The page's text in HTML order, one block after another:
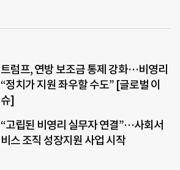
트럼프, 연방 보조금 통제 강화…비영리
“정치가 지원 좌우할 수도” [글로벌 이
슈]
“고립된 비영리 실무자 연결”…사회서
비스 조직 성장지원 사업 시작